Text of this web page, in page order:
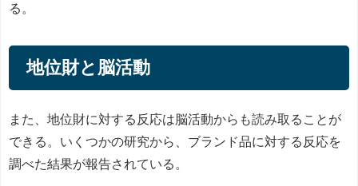
る。
地位財と脳活動
また、地位財に対する反応は脳活動からも読み取ることが
できる。いくつかの研究から、ブランド品に対する反応を
調べた結果が報告されている。